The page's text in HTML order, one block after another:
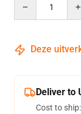
Deze
Deliver to
Cost to ship: